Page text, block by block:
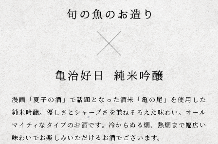
漫画「夏子の酒」で話題となった酒米「亀の尾」を使用した
純米吟醸。優しさとシャープさを兼ねそろえた味わい。 オール
マイティなタイプのお酒です。冷からぬる燗、熱燗まで幅広い
味わいでお楽しみいただけるお酒でございます。